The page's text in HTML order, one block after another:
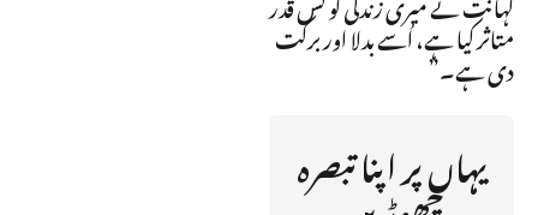
متاثر کیا ہے، اُسے بدلا اور برکت
دی ہے۔”
یہاں پر اپنا تبصرہ